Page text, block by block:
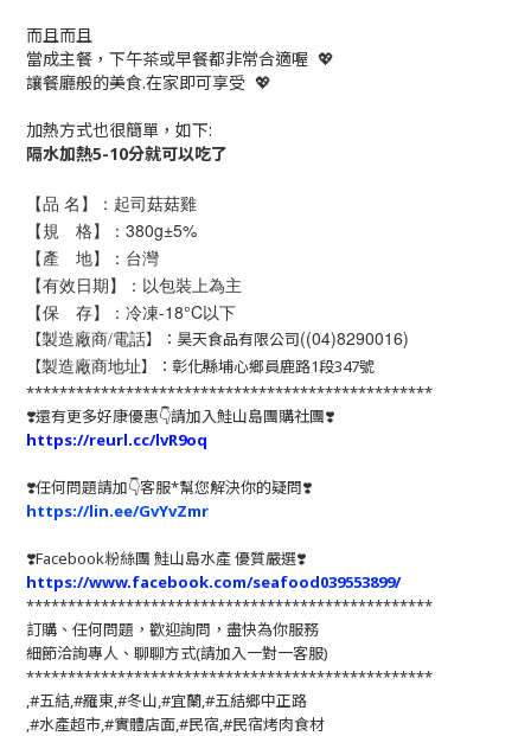
而且而且
當成主餐，下午茶或早餐都非常合適喔 💖
讓餐廳般的美食.在家即可享受 💖
加熱方式也很簡單，如下:
隔水加熱5-10分就可以吃了
【品 名】：起司菇菇雞
【規 格】：380g±5%
【產 地】：台灣
【有效日期】：以包裝上為主
【保 存】：冷凍-18°C以下
【製造廠商/電話】：昊天食品有限公司((04)8290016)
【製造廠商地址】：彰化縣埔心鄉員鹿路1段347號
*************************************************
❣️還有更多好康優惠👇請加入鮭山島團購社團❣️
https://reurl.cc/lvR9oq
❣️任何問題請加👇客服*幫您解決你的疑問❣️
https://lin.ee/GvYvZmr
❣️Facebook粉絲團 鮭山島水產 優質嚴選❣️
https://www.facebook.com/seafood039553899/
*************************************************
訂購、任何問題，歡迎詢問，盡快為你服務
細節洽詢專人、聊聊方式(請加入一對一客服)
*************************************************
,#五結,#羅東,#冬山,#宜蘭,#五結鄉中正路
,#水產超市,#實體店面,#民宿,#民宿烤肉食材